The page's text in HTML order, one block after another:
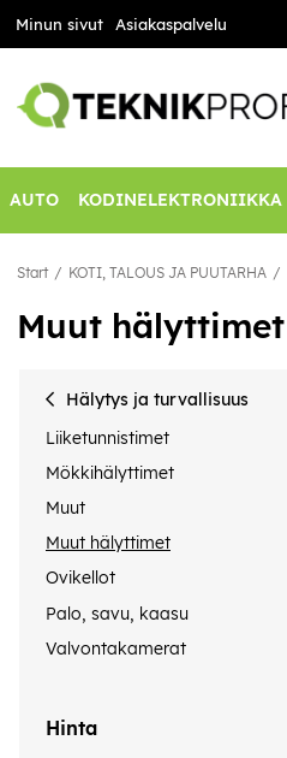
Minun sivut Asiakaspalvelu
AUTO KODINELEKTRONIIKKA
Start KOTI, TALOUS JA PUUTARHA
Muut hälyttimet
Hälytys ja turvallisuus
Liiketunnistimet
Mökkihälyttimet
Muut
Muut hälyttimet
Ovikellot
Palo, savu, kaasu
Valvontakamerat
Hinta